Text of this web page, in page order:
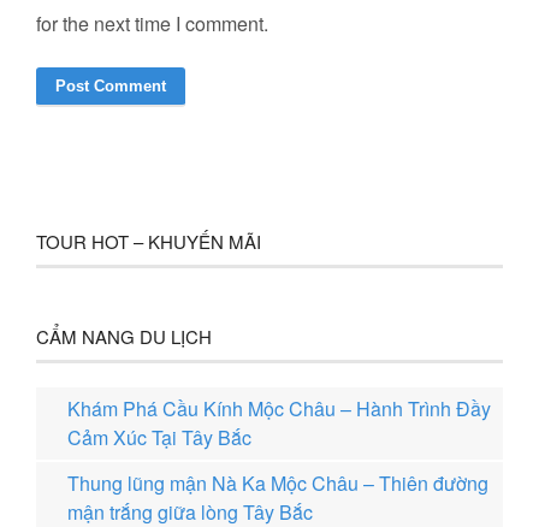
for the next time I comment.
TOUR HOT – KHUYẾN MÃI
CẨM NANG DU LỊCH
Khám Phá Cầu Kính Mộc Châu – Hành Trình Đầy
Cảm Xúc Tại Tây Bắc
Thung lũng mận Nà Ka Mộc Châu – Thiên đường
mận trắng giữa lòng Tây Bắc